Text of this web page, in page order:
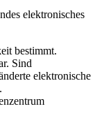
elektronisches
bestimmt.
Sind
elektronische